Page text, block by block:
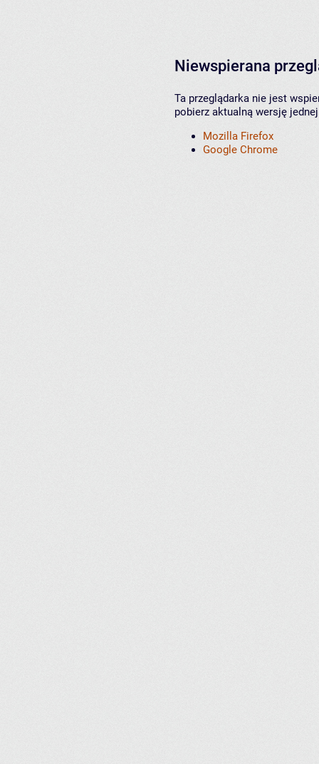
Niewspierana
Ta przeglądarka nie jest
pobierz aktualną wersję
Mozilla Firefox
Google Chrome